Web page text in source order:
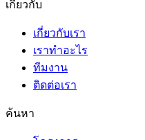
เกี่ยวกับ
เกี่ยวกับเรา
เราทำอะไร
ทีมงาน
ติดต่อเรา
ค้นหา